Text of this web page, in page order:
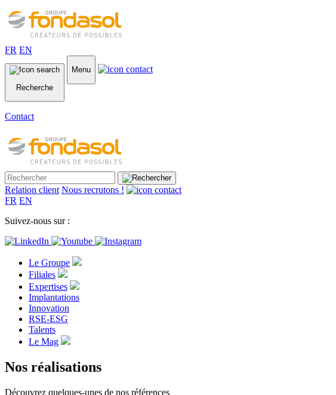
FR EN
Recherche
Menu
Contact
Relation client Nous recrutons !
FR EN
Suivez-nous sur :
Le Groupe
Filiales
Expertises
Implantations
Innovation
RSE-ESG
Talents
Le Mag
Nos réalisations
Découvrez quelques-unes de nos références